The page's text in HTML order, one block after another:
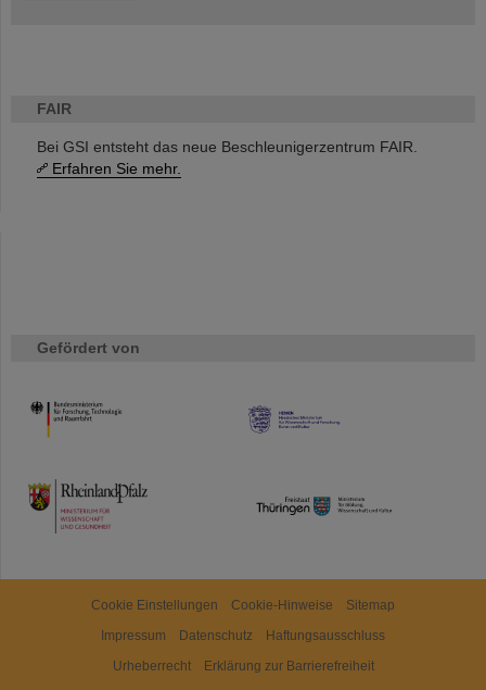
FAIR
Bei GSI entsteht das neue Beschleunigerzentrum FAIR.
Erfahren Sie mehr.
Gefördert von
HMWK
TMWWDG
Cookie Einstellungen Cookie-Hinweise
Sitemap
Impressum
Datenschutz
Haftungsausschluss
Urheberrecht
Erklärung zur Barrierefreiheit